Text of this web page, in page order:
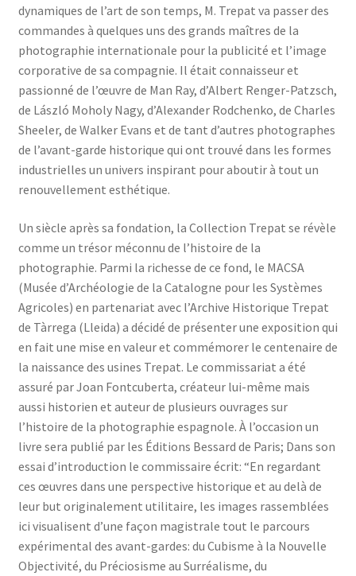
dynamiques de l’art de son temps, M. Trepat va passer des
commandes à quelques uns des grands maîtres de la
photographie internationale pour la publicité et l’image
corporative de sa compagnie. Il était connaisseur et
passionné de l’œuvre de Man Ray, d’Albert Renger-Patzsch,
de László Moholy Nagy, d’Alexander Rodchenko, de Charles
Sheeler, de Walker Evans et de tant d’autres photographes
de l’avant-garde historique qui ont trouvé dans les formes
industrielles un univers inspirant pour aboutir à tout un
renouvellement esthétique.
Un siècle après sa fondation, la Collection Trepat se révèle
comme un trésor méconnu de l’histoire de la
photographie. Parmi la richesse de ce fond, le MACSA
(Musée d’Archéologie de la Catalogne pour les Systèmes
Agricoles) en partenariat avec l’Archive Historique Trepat
de Tàrrega (Lleida) a décidé de présenter une exposition qui
en fait une mise en valeur et commémorer le centenaire de
la naissance des usines Trepat. Le commissariat a été
assuré par Joan Fontcuberta, créateur lui-même mais
aussi historien et auteur de plusieurs ouvrages sur
l’histoire de la photographie espagnole. À l’occasion un
livre sera publié par les Éditions Bessard de Paris; Dans son
essai d’introduction le commissaire écrit: “En regardant
ces œuvres dans une perspective historique et au delà de
leur but originalement utilitaire, les images rassemblées
ici visualisent d’une façon magistrale tout le parcours
expérimental des avant-gardes: du Cubisme à la Nouvelle
Objectivité, du Préciosisme au Surréalisme, du